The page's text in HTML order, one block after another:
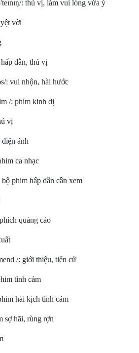
: thú vị, làm vui lòng vừa ý
vời
dẫn, thú vị
: vui nhộn, hài hước
/: phim kinh dị
vị
ảnh
ca nhạc
phim hấp dẫn cần xem
quảng cáo
/: giới thiệu, tiến cử
tình cảm
hài kịch tình cảm
sợ hãi, rùng rợn